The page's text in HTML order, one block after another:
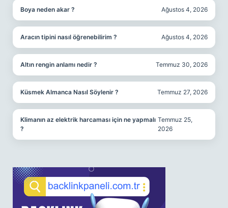
Boya neden akar ? Ağustos 4, 2026
Aracın tipini nasıl öğrenebilirim ? Ağustos 4, 2026
Altın rengin anlamı nedir ? Temmuz 30, 2026
Küsmek Almanca Nasıl Söylenir ? Temmuz 27, 2026
Klimanın az elektrik harcaması için ne yapmalı
?
Temmuz 25,
2026